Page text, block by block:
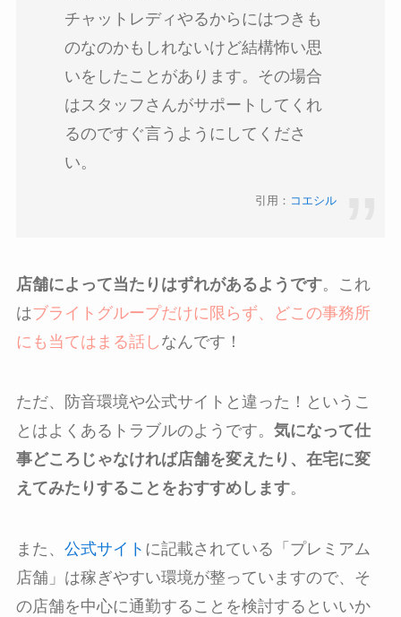
チャットレディやるからにはつきも
のなのかもしれないけど結構怖い思
いをしたことがあります。その場合
はスタッフさんがサポートしてくれ
るのですぐ言うようにしてくださ
い。
引用： コエシル
店舗によって当たりはずれがあるようです。これ
はブライトグループだけに限らず、どこの事務所
にも当てはまる話し なんです！
ただ、防音環境や公式サイトと違った！というこ
とはよくあるトラブルのようです。 気になって仕
事どころじゃなければ店舗を変えたり、在宅に変
えてみたりすることをおすすめします。
また、 公式サイト に記載されている「プレミアム
店舗」は稼ぎやすい環境が整っていますので、そ
の店舗を中心に通勤することを検討するといいか